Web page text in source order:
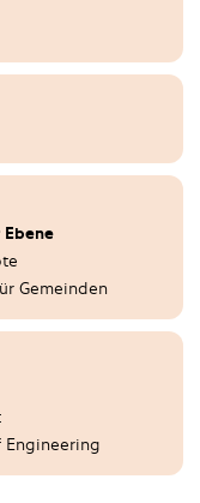
Gemeinden
Engineering